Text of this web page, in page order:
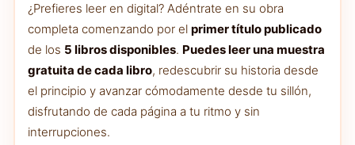
¿Prefieres leer en digital? Adéntrate en su obra
completa comenzando por el primer título publicado
de los 5 libros disponibles. Puedes leer una muestra
gratuita de cada libro, redescubrir su historia desde
el principio y avanzar cómodamente desde tu sillón,
disfrutando de cada página a tu ritmo y sin
interrupciones.